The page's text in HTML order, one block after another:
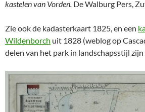
kastelen van Vorden. De Walburg Pers,
Zie ook de kadasterkaart 1825, en een
Wildenborch uit 1828 (weblog op
delen van het park in landschapsstijl zijn